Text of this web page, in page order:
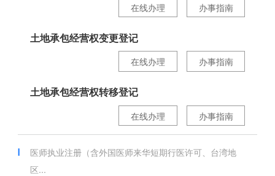
办事指南
在线办理
土地承包经营权变更登记
办事指南
在线办理
土地承包经营权转移登记
办事指南
在线办理
医师执业注册（含外国医师来华短期行医许可、台湾地
区...